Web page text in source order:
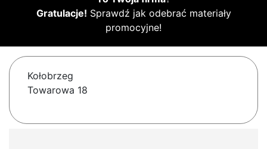
Gratulacje! Sprawdź jak odebrać materiały
promocyjne!
Kołobrzeg
Towarowa 18